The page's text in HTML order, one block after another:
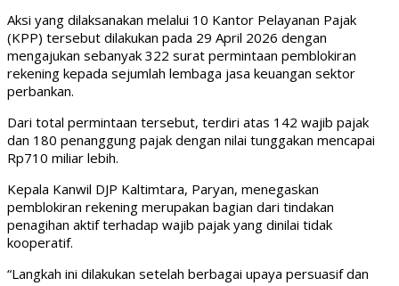
Aksi yang dilaksanakan melalui 10 Kantor Pelayanan Pajak
(KPP) tersebut dilakukan pada 29 April 2026 dengan
mengajukan sebanyak 322 surat permintaan pemblokiran
rekening kepada sejumlah lembaga jasa keuangan sektor
perbankan.
Dari total permintaan tersebut, terdiri atas 142 wajib pajak
dan 180 penanggung pajak dengan nilai tunggakan mencapai
Rp710 miliar lebih.
Kepala Kanwil DJP Kaltimtara, Paryan, menegaskan
pemblokiran rekening merupakan bagian dari tindakan
penagihan aktif terhadap wajib pajak yang dinilai tidak
kooperatif.
“Langkah ini dilakukan setelah berbagai upaya persuasif dan